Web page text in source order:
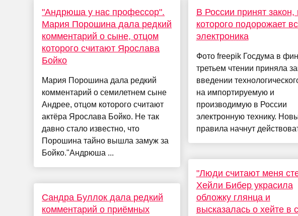
"Андрюша у нас профессор".
Мария Порошина дала редкий
комментарий о сыне, отцом
которого считают Ярослава
Бойко
Мария Порошина дала редкий
комментарий о семилетнем сыне
Андрее, отцом которого считают
актёра Ярослава Бойко. Не так
давно стало известно, что
Порошина тайно вышла замуж за
Бойко."Андрюша ...
Сандра Буллок дала редкий
комментарий о приёмных
В России принят закон,
которого подорожает
электроника
Фото freepik Госдума в
третьем чтении приняла
введении
на импортируемую и
производимую в России
электронную технику.
правила начнут
"Люди считают меня
Хейли Бибер украсила
обложку глянца и
высказалась о хейте в